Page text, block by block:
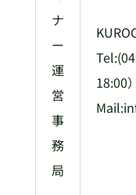
ナ
ー
運
営
事
務
局
18:00）